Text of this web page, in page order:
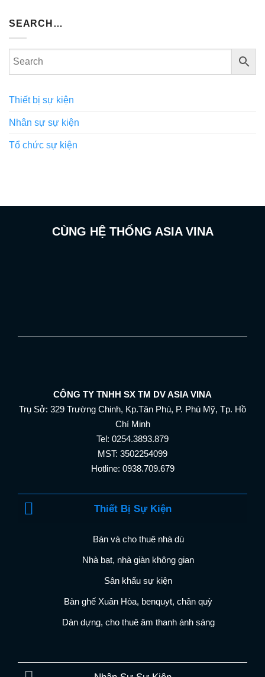
SEARCH…
Thiết bị sự kiện
Nhân sự sự kiện
Tổ chức sự kiện
CÙNG HỆ THỐNG ASIA VINA
CÔNG TY TNHH SX TM DV ASIA VINA
Trụ Sở: 329 Trường Chinh, Kp.Tân Phú, P. Phú Mỹ, Tp. Hồ
Chí Minh
Tel: 0254.3893.879
MST: 3502254099
Hotline: 0938.709.679
Thiết Bị Sự Kiện
Bán và cho thuê nhà dù
Nhà bạt, nhà giàn không gian
Sân khấu sự kiện
Bàn ghế Xuân Hòa, benquyt, chân quỳ
Dàn dựng, cho thuê âm thanh ánh sáng